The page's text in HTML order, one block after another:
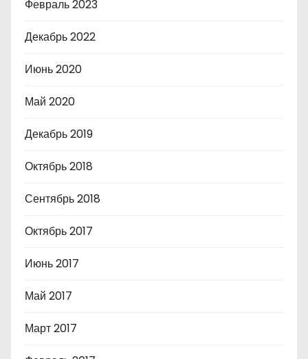
Февраль 2023
Декабрь 2022
Июнь 2020
Май 2020
Декабрь 2019
Октябрь 2018
Сентябрь 2018
Октябрь 2017
Июнь 2017
Май 2017
Март 2017